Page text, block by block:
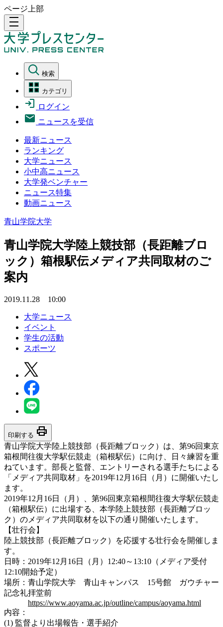
ページ上部
density_medium
検索
カテゴリ
ログイン
ニュースを受信
最新ニュース
ランキング
大学ニュース
小中高ニュース
大学発ベンチャー
ニュース特集
動画ニュース
青山学院大学
青山学院大学陸上競技部（長距離ブロ
ック）箱根駅伝メディア共同取材のご
案内
2019.11.28 10:00
大学ニュース
イベント
学生の活動
スポーツ
印刷する print
青山学院大学陸上競技部（長距離ブロック）は、第96回東京
箱根間往復大学駅伝競走（箱根駅伝）に向け、日々練習を重
ねています。部長と監督、エントリーされる選手たちによる
「メディア共同取材」を2019年12月16日（月）に開催いたし
ます。
2019年12月16日（月）、第96回東京箱根間往復大学駅伝競走
（箱根駅伝）に出場する、本学陸上競技部（長距離ブロッ
ク）のメディア共同取材を以下の通り開催いたします。
【壮行会】
陸上競技部（長距離ブロック）を応援する壮行会を開催しま
す。
日時：2019年12月16日（月）12:40～13:10（メディア受付
12:10開始予定）
場所：青山学院大学 青山キャンパス 15号館 ガウチャー
記念礼拝堂前
https://www.aoyama.ac.jp/outline/campus/aoyama.html
内容：
(1) 監督より出場報告・選手紹介